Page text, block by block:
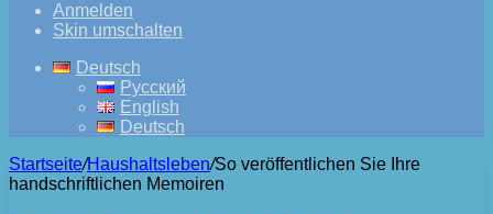
Anmelden
Skin umschalten
Deutsch
Русский
English
Deutsch
Startseite/Haushaltsleben/So veröffentlichen Sie Ihre
handschriftlichen Memoiren